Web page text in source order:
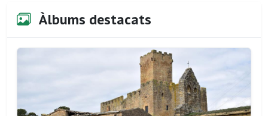
Àlbums destacats